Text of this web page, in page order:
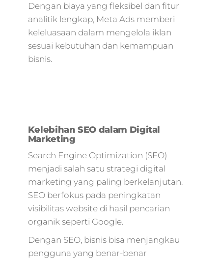
Dengan biaya yang fleksibel dan fitur
analitik lengkap, Meta Ads memberi
keleluasaan dalam mengelola iklan
sesuai kebutuhan dan kemampuan
bisnis.
Kelebihan SEO dalam Digital
Marketing
Search Engine Optimization (SEO)
menjadi salah satu strategi digital
marketing yang paling berkelanjutan.
SEO berfokus pada peningkatan
visibilitas website di hasil pencarian
organik seperti Google.
Dengan SEO, bisnis bisa menjangkau
pengguna yang benar-benar